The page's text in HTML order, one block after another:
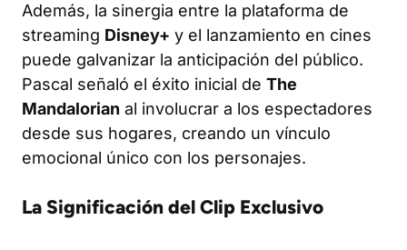
Además, la sinergia entre la plataforma de
streaming Disney+ y el lanzamiento en cines
puede galvanizar la anticipación del público.
Pascal señaló el éxito inicial de The
Mandalorian al involucrar a los espectadores
desde sus hogares, creando un vínculo
emocional único con los personajes.
La Significación del Clip Exclusivo